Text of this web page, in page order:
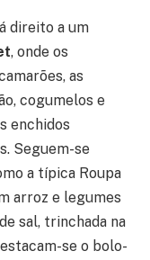
direito a um
, onde os
as
cogumelos e
enchidos
Seguem-se
a típica Roupa
arroz e legumes
sal, trinchada na
se o bolo-